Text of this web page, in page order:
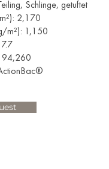
Schlinge, getuftet
2,170
m²): 1,150
94,260